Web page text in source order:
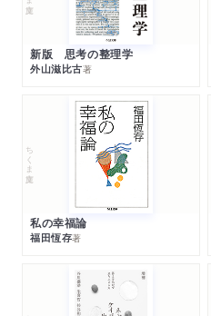
新版 思考の整理学
外山滋比古著
ちくま文庫
私の幸福論
福田恆存著